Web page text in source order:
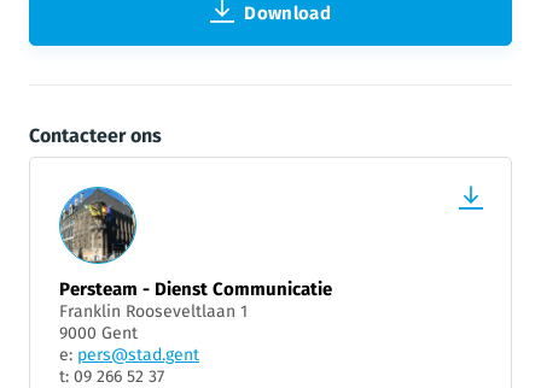
Download
Contacteer ons
Persteam - Dienst Communicatie
Franklin Rooseveltlaan 1
9000 Gent
e: pers@stad.gent
t: 09 266 52 37